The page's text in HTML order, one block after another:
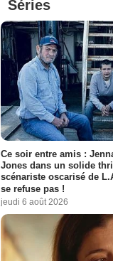
Séries
Ce soir entre amis :
Jones dans un solide
scénariste oscarisé de
se refuse pas !
jeudi 6 août 2026